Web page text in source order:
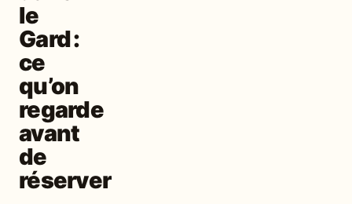
le
Gard :
ce
qu’on
regarde
avant
de
réserver